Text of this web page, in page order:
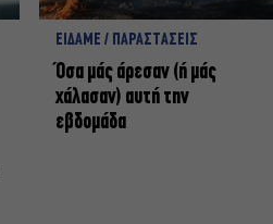
ΕΙΔΑΜΕ / ΠΑΡΑΣΤΑΣΕΙΣ
Όσα μάς άρεσαν (ή μάς
χάλασαν) αυτή την
εβδομάδα